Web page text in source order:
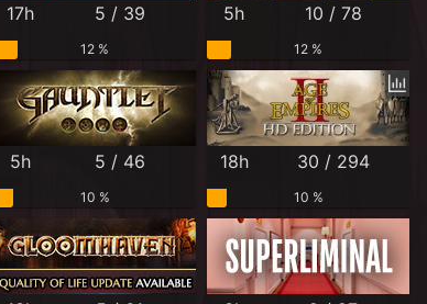
17h 5 / 39
12 %
5h 10 / 78
12 %
5h 5 / 46
10 %
18h 30 / 294
10 %